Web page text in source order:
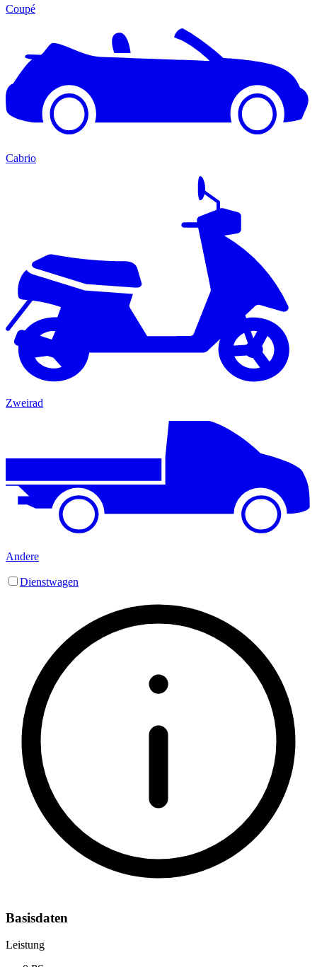
Coupé
Cabrio
Zweirad
Andere
Dienstwagen
Basisdaten
Leistung